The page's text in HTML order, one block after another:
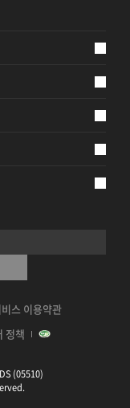
스 이용약관
정책
(05510)